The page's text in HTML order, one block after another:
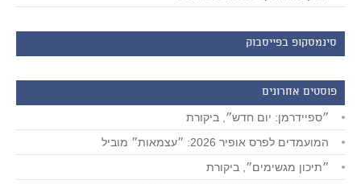
סינמסקופ בפייסבוק
פוסטים אחרונים
״ספיידרמן: יום חדש״, ביקורת
המועמדים לפרס אופיר 2026: ״עצמאות״ מוביל
״תיכון מגשימים״, ביקורת